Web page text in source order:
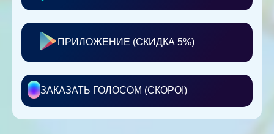
ПРИЛОЖЕНИЕ (СКИДКА 5%)
ЗАКАЗАТЬ ГОЛОСОМ (СКОРО!)